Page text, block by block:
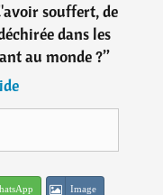
souffert, de
dans les
au monde ?”
Image